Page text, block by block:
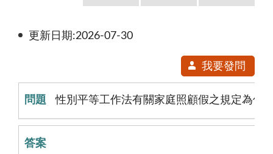
更新日期:2026-07-30
我要發問
性別平等工作法有關家庭照顧假之規定為何